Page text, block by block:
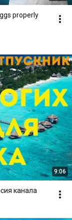
properly
9:06
канала